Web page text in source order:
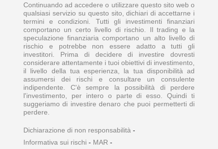
Continuando ad accedere o utilizzare questo sito web o
qualsiasi servizio su questo sito, dichiari di accettarne i
termini e condizioni. Tutti gli investimenti finanziari
comportano un certo livello di rischio. Il trading e la
speculazione finanziaria comportano un alto livello di
rischio e potrebbe non essere adatto a tutti gli
investitori. Prima di decidere di investire dovresti
considerare attentamente i tuoi obiettivi di investimento,
il livello della tua esperienza, la tua disponibilità ad
assumersi dei rischi e consultare un consulente
indipendente. C'è sempre la possibilità di perdere
l'investimento, per intero o parte di esso. Quindi ti
suggeriamo di investire denaro che puoi permetterti di
perdere.
Dichiarazione di non responsabilità -
Informativa sui rischi - MAR -